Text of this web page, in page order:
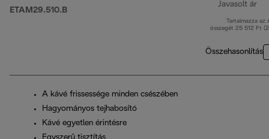
ETAM29.510.B
Javasolt ár
Tartalmazza az
összegét 25 512 Ft
Összehasonlítás
A kávé frissessége minden csészében
Hagyományos tejhabosító
Kávé egyetlen érintésre